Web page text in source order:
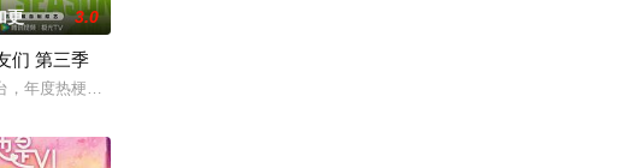
和独特口味的
“幽默评书”打造北京风格，“坚守稳固”
是辽宁卫视唯一一档以报道娱乐动态、解读文化现象、重温经典作品为内容的专题栏目。
更 3.0
们 第三季
年度热梗发源地，2026夏天准时快乐